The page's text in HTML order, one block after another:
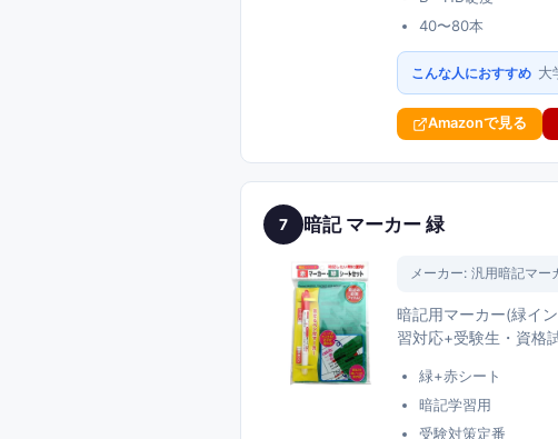
40〜80本
こんな人におすすめ 大
Amazonで見る
7 暗記 マーカー 緑
メーカー: 汎用暗記マー
暗記用マーカー(緑イ
習対応+受験生・資格
緑+赤シート
暗記学習用
受験対策定番